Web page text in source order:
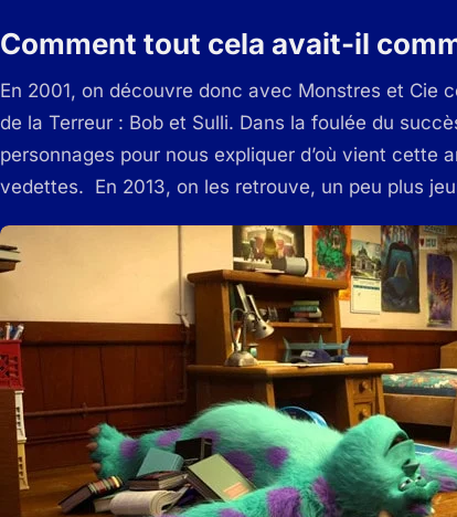
Comment tout cela avait-il
En 2001, on découvre donc avec Monstres et Cie
de la Terreur : Bob et Sulli. Dans la foulée du
personnages pour nous expliquer d’où vient cette
vedettes. En 2013, on les retrouve, un peu plus